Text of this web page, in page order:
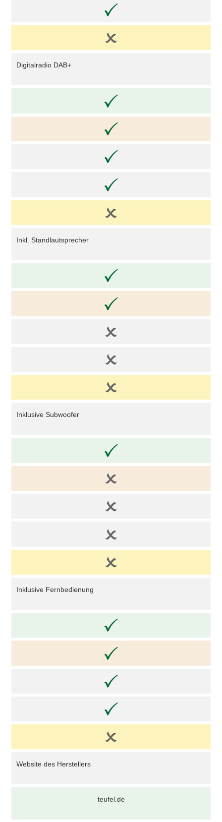
Digitalradio DAB+
Inkl. Standlautsprecher
Inklusive Subwoofer
Inklusive Fernbedienung
Website des Herstellers
teufel.de